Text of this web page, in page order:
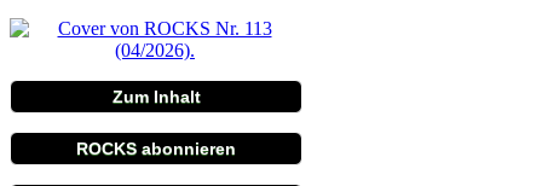
Zum Inhalt
ROCKS abonnieren